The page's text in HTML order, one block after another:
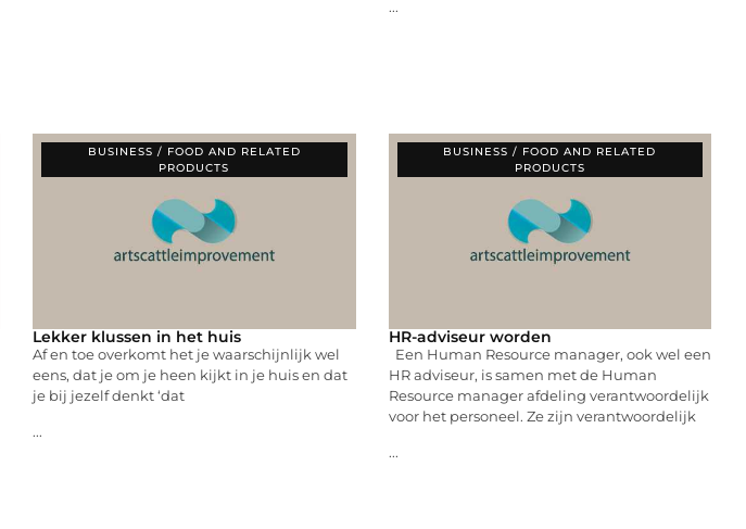
...
BUSINESS / FOOD AND RELATED
PRODUCTS
Lekker klussen in het huis
Af en toe overkomt het je waarschijnlijk wel
eens, dat je om je heen kijkt in je huis en dat
je bij jezelf denkt ‘dat
...
BUSINESS / FOOD AND RELATED
PRODUCTS
HR-adviseur worden
Een Human Resource manager, ook wel een
HR adviseur, is samen met de Human
Resource manager afdeling verantwoordelijk
voor het personeel. Ze zijn verantwoordelijk
...